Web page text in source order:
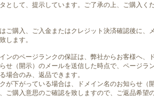
として、提示しています。ご了承の上、ご購入く
ご購入、ご入金またはクレジット決済確認後に、
します。
ンのページランクの保証は、弊社からお客様へ、
せ（開示）のメールを送信した時点で、ページラ
場合のみ、返品できます。
が下がっている場合は、ドメイン名のお知らせ（開
ご購入意思のご確認を致しますので、ご返品希望